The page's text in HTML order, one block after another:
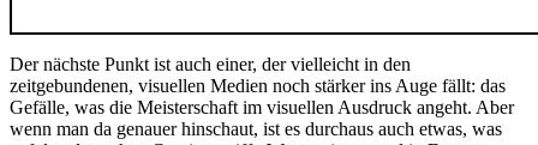
Der nächste Punkt ist auch einer, der vielleicht in den
zeitgebundenen, visuellen Medien noch stärker ins Auge fällt: das
Gefälle, was die Meisterschaft im visuellen Ausdruck angeht. Aber
wenn man da genauer hinschaut, ist es durchaus auch etwas, was